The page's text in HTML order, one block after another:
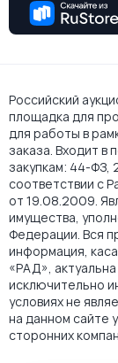
Российский
площадка для
для работы в
заказа. Входит
закупкам: 44-ФЗ,
соответствии с
от 19.08.2009.
имущества,
Федерации. Вся
информация,
«РАД»,
исключительно
условиях не
на данном сайте
сторонних